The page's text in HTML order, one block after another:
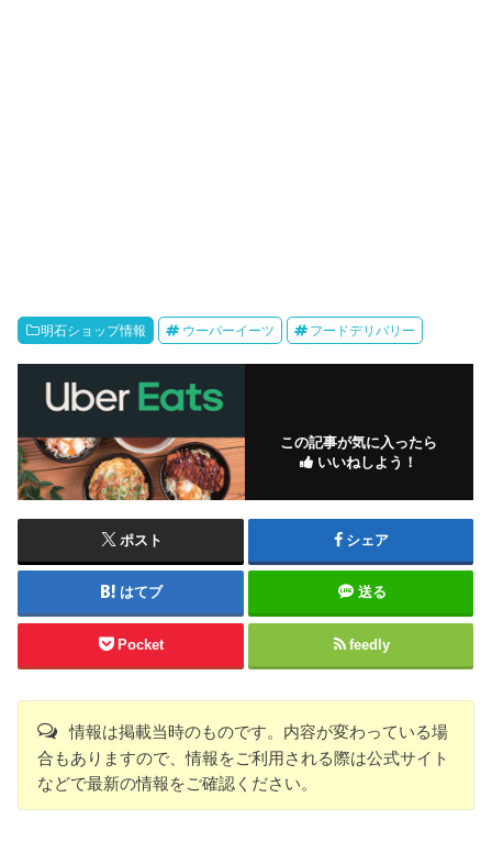
明石ショップ情報 ウーバーイーツ フードデリバリー
この記事が気に入ったら
いいねしよう！
ポスト シェア
はてブ 送る
Pocket feedly
情報は掲載当時のものです。内容が変わっている場
合もありますので、情報をご利用される際は公式サイト
などで最新の情報をご確認ください。